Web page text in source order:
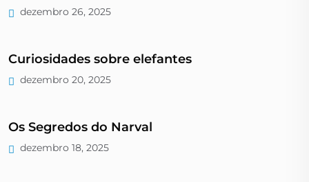
dezembro 26, 2025
Curiosidades sobre elefantes
dezembro 20, 2025
Os Segredos do Narval
dezembro 18, 2025